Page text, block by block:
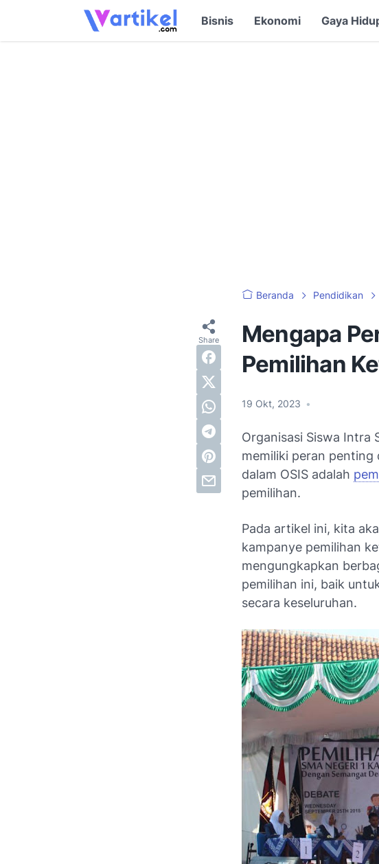
Bisnis Ekonomi Gaya
Beranda Pendidikan
Mengapa
Pemilihan
19 Okt, 2023 •
Organisasi Siswa Intra
memiliki peran penting
dalam OSIS adalah
pemilihan.
Pada artikel ini, kita
kampanye pemilihan
mengungkapkan
pemilihan ini, baik
secara keseluruhan.